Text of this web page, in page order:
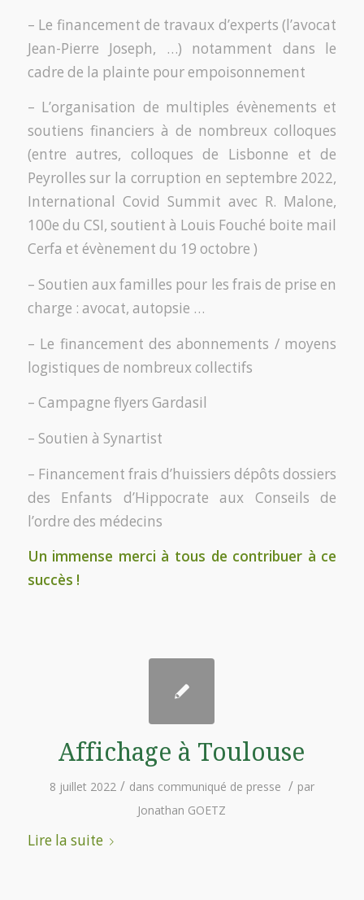
– Le financement de travaux d’experts (l’avocat
Jean-Pierre Joseph, …) notamment dans le
cadre de la plainte pour empoisonnement
– L’organisation de multiples évènements et
soutiens financiers à de nombreux colloques
(entre autres, colloques de Lisbonne et de
Peyrolles sur la corruption en septembre 2022,
International Covid Summit avec R. Malone,
100e du CSI, soutient à Louis Fouché boite mail
Cerfa et évènement du 19 octobre )
– Soutien aux familles pour les frais de prise en
charge : avocat, autopsie …
– Le financement des abonnements / moyens
logistiques de nombreux collectifs
– Campagne flyers Gardasil
– Soutien à Synartist
– Financement frais d’huissiers dépôts dossiers
des Enfants d’Hippocrate aux Conseils de
l’ordre des médecins
Un immense merci à tous de contribuer à ce
succès !
Affichage à Toulouse
8 juillet 2022 / dans communiqué de presse / par
Jonathan GOETZ
Lire la suite